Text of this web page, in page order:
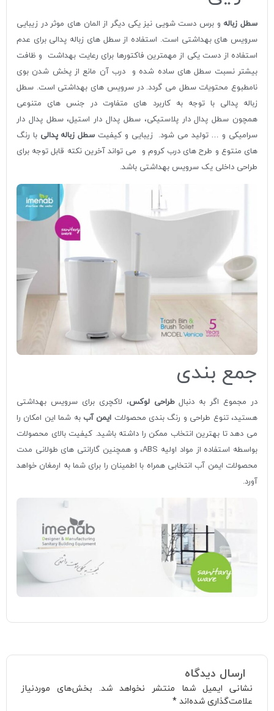
سطل زباله و برس دست شویی نیز یکی دیگر از المان های موثر در زیبایی
سرویس های بهداشتی است. استفاده از سطل های زباله پدالی برای عدم
استفاده از دست یکی از مهمترین فاکتورها برای رعایت بهداشت و ظافت
بیشتر نسبت سطل­ های ساده شده و درب آن مانع از پخش شدن بوی
نامطبوع محتویات سطل می­ گردد. در سرویس های بهداشتی است. سطل
زباله پدالی با توجه به کاربرد های متفاوت در جنس ­های متنوعی
همچون سطل پدال دار پلاستیکی، سطل پدال دار استیل، سطل پدال دار
سرامیکی و … تولید می ­شود. زیبایی و کیفیت سطل زباله پدالی با رنگ
های منتوع و طرح های درب کروم و می تواند آخرین نکته قابل توجه برای
طراحی داخلی یک سرویس بهداشتی باشد.
جمع بندی
در مجموع اگر به دنبالطراحی لوکس، لاکچری برای سرویس بهداشتی
هستید، تنوع طراحی و رنگ بندی محصولات ایمن آب به شما این امکان را
می دهد تا بهترین انتخاب ممکن را داشته باشید. کیفیت بالای محصولات
بواسطه استفاده از مواد اولیه ABS، و همچنین گارانتی های طولانی مدت
محصولات ایمن آب انتخابی همراه با اطمینان را برای شما به ارمغان خواهد
آورد.
ارسال دیدگاه
نشانی ایمیل شما منتشر نخواهد شد. بخش‌های موردنیاز
علامت‌گذاری شده‌اند*